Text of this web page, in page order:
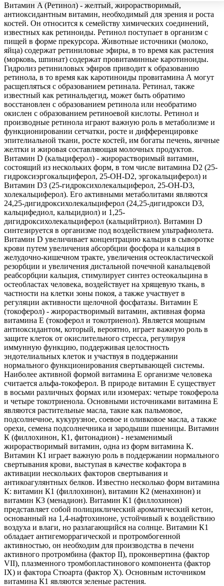
Витамин A (Ретинол) - желтый, жирорастворимый,
антиоксидантным витамин, необходимый для зрения и роста
костей. Он относится к семейству химических соединений,
известных как ретиноиды. Ретинол поступает в организм с
пищей в форме прекурсора. Животные источники (молоко,
яйца) содержат ретиниловые эфиры, в то время как растения
(морковь, шпинат) содержат провитаминные каротиноиды.
Гидролиз ретиниловых эфиров приводит к образованию
ретинола, в то время как каротиноиды провитамина А могут
расщепляться с образованием ретинала. Ретинал, также
известный как ретинальдегид, может быть обратимо
восстановлен с образованием ретинола или необратимо
окислен с образованием ретиноевой кислоты. Ретинол и
производные ретинола играют важную роль в метаболизме и
функционировании сетчатки, росте и дифференцировке
эпителиальной ткани, росте костей, им богаты печень, яичные
желтки и жировая составляющая молочных продуктов.
Витамин D (кальциферол) - жирорастворимый витамин,
состоящий из нескольких форм, в том числе витамина D2 (25-
гидроксиэргокальциферол, 25-OH-D2, эргокальциферол) и
Витамин D3 (25-гидроксихолекальциферол, 25-OH-D3,
холекальциферол). Его активными метаболитами являются
24,25-дигидроксихолекальциферол (24,25-дигидрокси D3,
кальцифедиол, кальцидиол) и 1,25-
дигидроксихолекальциферол (кальцийтриол). Витамин D
синтезируется в организме под воздействием ультрафиолета.
Витамин D увеличивает концентрацию кальция в сыворотке
крови путем увеличения абсорбции фосфора и кальция в
желудочно-кишечном тракте, увеличения остеокластической
резорбции и увеличения дистальной почечной канальцевой
реабсорбции кальция, стимулирует синтез остеокальцина в
остеобластах человека, воздействует на хрящевую ткань, в
частности на клетки зоны покоя, а также участвует в
регуляции активности щелочной фосфатазы. Витамин Е
(токоферол) - жирорастворимый витамин, активная форма
витамина Е (токоферол и токотриенол). Является мощным
антиоксидантом, который, вероятно, играет важную роль в
защите клеток от окислительного стресса, регулируя
иммунную функцию, поддерживая целостность
эндотелиальных клеток и участвуя в поддержании
нормального функционирования свертывающей системы.
Наиболее активной формой витамина Е организме человека
считается альфа-токоферол. В природе витамин Е существует
в восьми различных формах или изомерах: четыре токоферола
и четыре токотриенола. Основными источниками витамина Е
являются растительные масла, такие как пальмовое,
подсолнечное, кукурузное, соевое и оливковое масла, а также
орехи, семена подсолнечника и зародыши пшеницы. Витамин
К (филлохинон, К1, фитонадион) - незаменимый
жирорастворимый витамин, одна из форм витамина К.
Витамин К1 играет важную роль в поддержании нормального
свертывания крови, выступая в качестве кофактора в
активации нескольких факторов свертывания и
антикоагулянтных белков. Известно несколько форм витамина
К: витамин К1 (филлохинон), витамин К2 (менахинон) и
витамин К3 (менадион). Витамин К1 (филлохинон)
представляет собой полициклический ароматический кетон,
основанный на 1,4-нафтохиноне, устойчивый к воздействию
воздуха и влаги, но разлагающийся на солнце. Витамин К1
обладает антигеморрагической и протромбогенной
активностью, он необходим для производства в печени
активного протромбина (фактор II), проконвертина (фактор
VII), плазменного тромбопластинового компонента (фактор
IX) и фактора Стюарта (фактор X). Основным источником
витамина К1 являются зеленые растения.